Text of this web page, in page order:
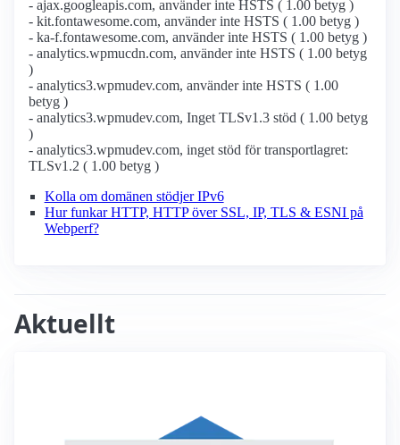
- ajax.googleapis.com, använder inte HSTS ( 1.00 betyg )
- kit.fontawesome.com, använder inte HSTS ( 1.00 betyg )
- ka-f.fontawesome.com, använder inte HSTS ( 1.00 betyg )
- analytics.wpmucdn.com, använder inte HSTS ( 1.00 betyg
)
- analytics3.wpmudev.com, använder inte HSTS ( 1.00
betyg )
- analytics3.wpmudev.com, Inget TLSv1.3 stöd ( 1.00 betyg
)
- analytics3.wpmudev.com, inget stöd för transportlagret:
TLSv1.2 ( 1.00 betyg )
Kolla om domänen stödjer IPv6
Hur funkar HTTP, HTTP över SSL, IP, TLS & ESNI på
Webperf?
Aktuellt